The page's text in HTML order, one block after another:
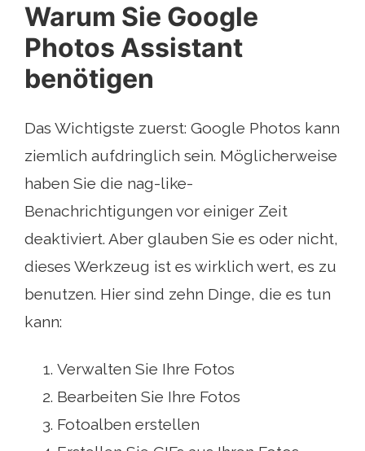
Warum Sie Google
Photos Assistant
benötigen
Das Wichtigste zuerst: Google Photos kann
ziemlich aufdringlich sein. Möglicherweise
haben Sie die nag-like-
Benachrichtigungen vor einiger Zeit
deaktiviert. Aber glauben Sie es oder nicht,
dieses Werkzeug ist es wirklich wert, es zu
benutzen. Hier sind zehn Dinge, die es tun
kann:
Verwalten Sie Ihre Fotos
Bearbeiten Sie Ihre Fotos
Fotoalben erstellen